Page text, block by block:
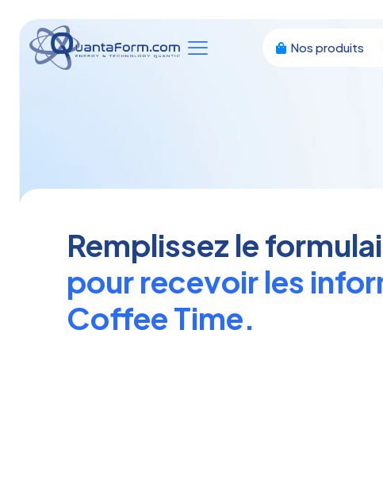
Nos produits
Remplissez le
pour recevoir les
Coffee Time.